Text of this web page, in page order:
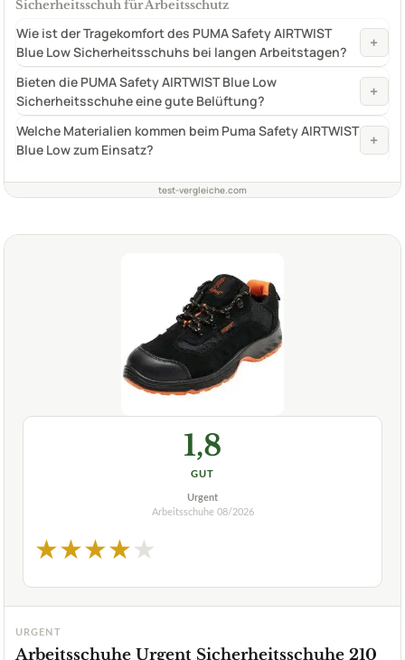
Sicherheitsschuh für Arbeitsschutz
Wie ist der Tragekomfort des PUMA Safety AIRTWIST
Blue Low Sicherheitsschuhs bei langen Arbeitstagen?
+
Bieten die PUMA Safety AIRTWIST Blue Low
Sicherheitsschuhe eine gute Belüftung?
+
Welche Materialien kommen beim Puma Safety AIRTWIST
Blue Low zum Einsatz?
+
test-vergleiche.com
1,8
GUT
Urgent
Arbeitsschuhe 08/2026
★★★★★
URGENT
Arbeitsschuhe Urgent Sicherheitsschuhe 210